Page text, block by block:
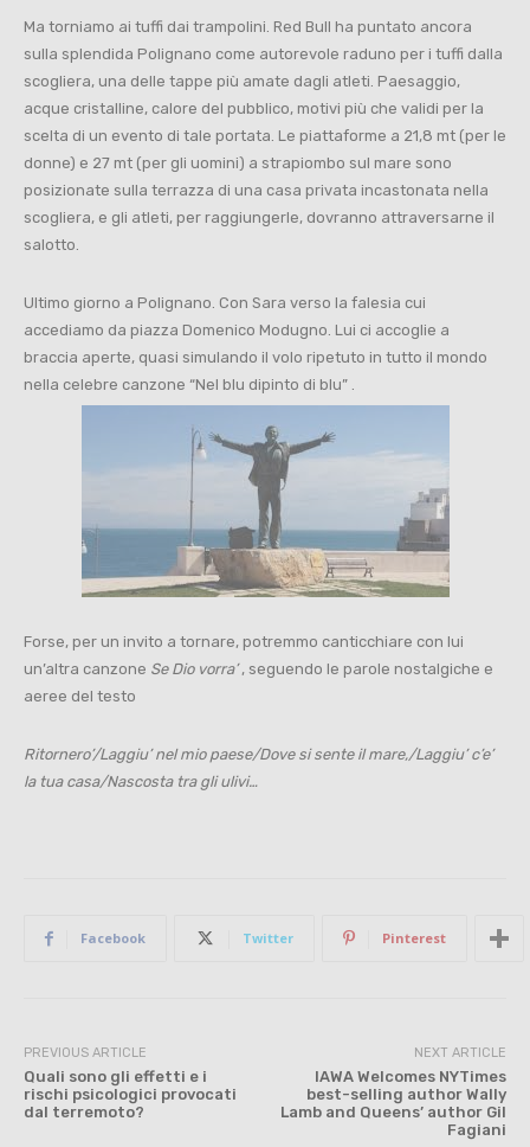
Ma torniamo ai tuffi dai trampolini. Red Bull ha puntato ancora
sulla splendida Polignano come autorevole raduno per i tuffi dalla
scogliera, una delle tappe più amate dagli atleti. Paesaggio,
acque cristalline, calore del pubblico, motivi più che validi per la
scelta di un evento di tale portata. Le piattaforme a 21,8 mt (per le
donne) e 27 mt (per gli uomini) a strapiombo sul mare sono
posizionate sulla terrazza di una casa privata incastonata nella
scogliera, e gli atleti, per raggiungerle, dovranno attraversarne il
salotto.
Ultimo giorno a Polignano. Con Sara verso la falesia cui
accediamo da piazza Domenico Modugno. Lui ci accoglie a
braccia aperte, quasi simulando il volo ripetuto in tutto il mondo
nella celebre canzone “Nel blu dipinto di blu” .
Forse, per un invito a tornare, potremmo canticchiare con lui
un’altra canzone Se Dio vorra’, seguendo le parole nostalgiche e
aeree del testo
Ritornero’/Laggiu’ nel mio paese/Dove si sente il mare,/Laggiu’ c’e’
la tua casa/Nascosta tra gli ulivi…
Facebook Twitter Pinterest
PREVIOUS ARTICLE
Quali sono gli effetti e i
rischi psicologici provocati
dal terremoto?
NEXT ARTICLE
IAWA Welcomes NYTimes
best-selling author Wally
Lamb and Queens’ author Gil
Fagiani